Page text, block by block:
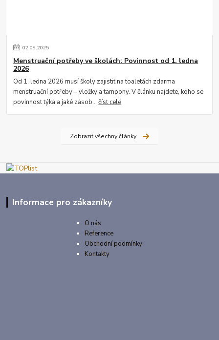
02.09.2025
Menstruační potřeby ve školách: Povinnost od 1. ledna
2026
Od 1. ledna 2026 musí školy zajistit na toaletách zdarma
menstruační potřeby – vložky a tampony. V článku najdete, koho se
povinnost týká a jaké zásob...číst celé
Zobrazit všechny články
Informace pro zákazníky
O nás
Reference
Obchodní podmínky
Kontakty